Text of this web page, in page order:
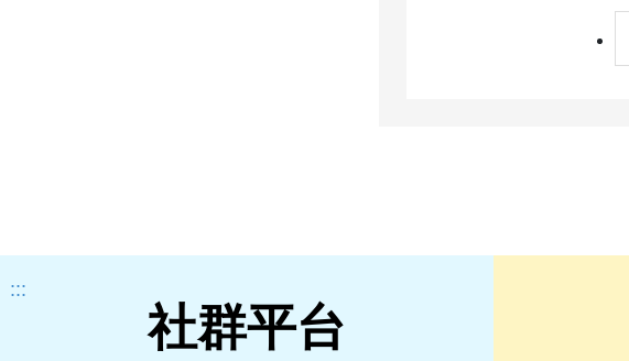
:::
社群平台